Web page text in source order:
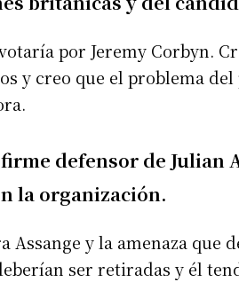
por Jeremy Corbyn.
y creo que el problema
defensor de Julian
la organización.
Assange y la amenaza que
ser retiradas y él